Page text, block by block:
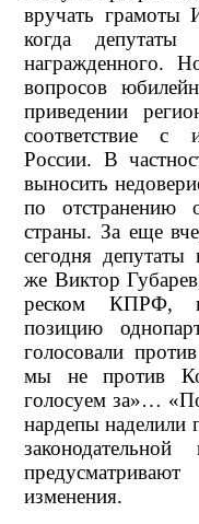
вручать
когда
награжденного.
вопросов
приведении
соответствие с
России. В
выносить
по отстранению
страны. За еще
сегодня
же Виктор
реском КПРФ,
позицию
голосовали
мы не против
голосуем за»…
нардепы наделили
изменения.